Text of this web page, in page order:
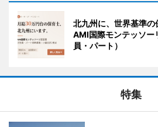
北九州に、世界基準の
AMI国際モンテッソー
員・パート）
特集